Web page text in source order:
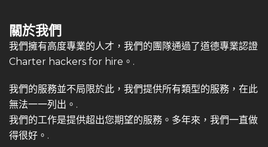
關於我們
我們擁有高度專業的人才，我們的團隊通過了道德專業認證
Charter hackers for hire。.
我們的服務並不局限於此，我們提供所有類型的服務，在此
無法一一列出。.
我們的工作是提供超出您期望的服務。多年來，我們一直做
得很好。.